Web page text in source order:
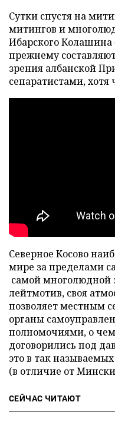
Сутки спустя на
митингов и
Ибарского Колашина
прежнему
зрения албанской
сепаратистами,
Северное Косово
мире за пределами
самой многолюдной
лейтмотив, своя
позволяет местным
органы
полномочиями, о
договорились под
это в так
(в отличие от
СЕЙЧАС ЧИТАЮТ